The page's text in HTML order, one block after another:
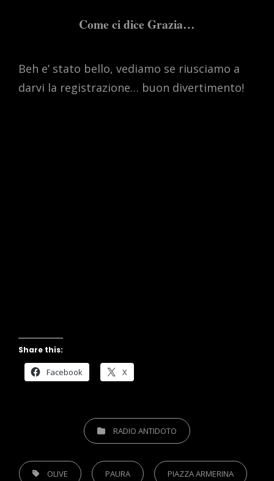
Come ci dice Grazia…
Beh e’ stato bello, vediamo se riusciamo a
darvi la registrazione… buon divertimento!
Share this:
Facebook X
CATEGORIESRADIO ANTIDOTO
TAGS, OLIVE PAURA PIAZZA ARMERINA